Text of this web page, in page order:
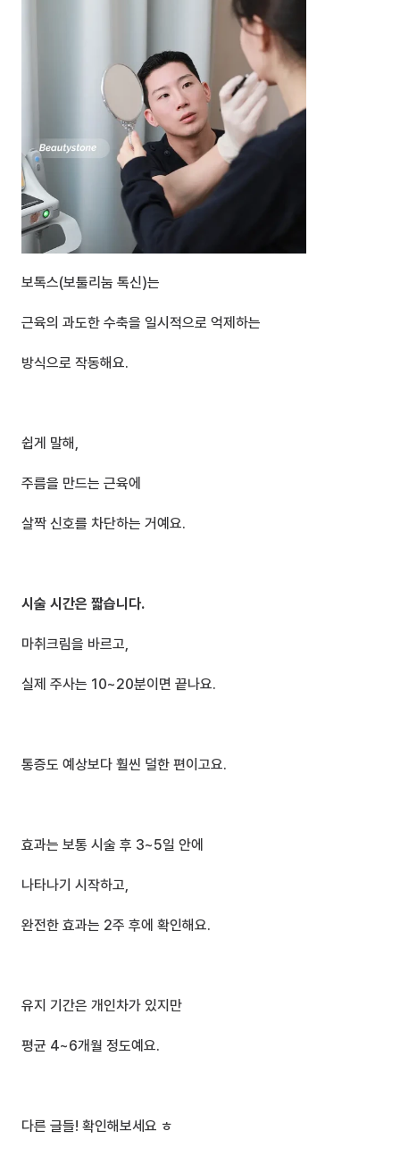
보톡스(보툴리눔 톡신)는
근육의 과도한 수축을 일시적으로 억제하는
방식으로 작동해요.
쉽게 말해,
주름을 만드는 근육에
살짝 신호를 차단하는 거예요.
시술 시간은 짧습니다.
마취크림을 바르고,
실제 주사는 10~20분이면 끝나요.
통증도 예상보다 훨씬 덜한 편이고요.
효과는 보통 시술 후 3~5일 안에
나타나기 시작하고,
완전한 효과는 2주 후에 확인해요.
유지 기간은 개인차가 있지만
평균 4~6개월 정도예요.
다른 글들! 확인해보세요 ㅎ